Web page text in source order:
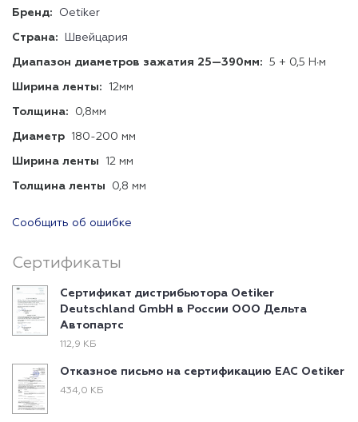
Бренд: Oetiker
Страна: Швейцария
Диапазон диаметров зажатия 25—390мм: 5 + 0,5 Н∙м
Ширина ленты: 12мм
Толщина: 0,8мм
Диаметр 180-200 мм
Ширина ленты 12 мм
Толщина ленты 0,8 мм
Сообщить об ошибке
Сертификаты
Сертификат дистрибьютора Oetiker
Deutschland GmbH в России ООО Дельта
Автопартс
112,9 КБ
Отказное письмо на сертификацию EAC Oetiker
434,0 КБ